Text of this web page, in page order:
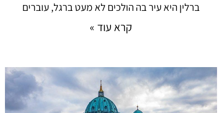
ברלין היא עיר בה הולכים לא מעט ברגל, עוברים
קרא עוד »